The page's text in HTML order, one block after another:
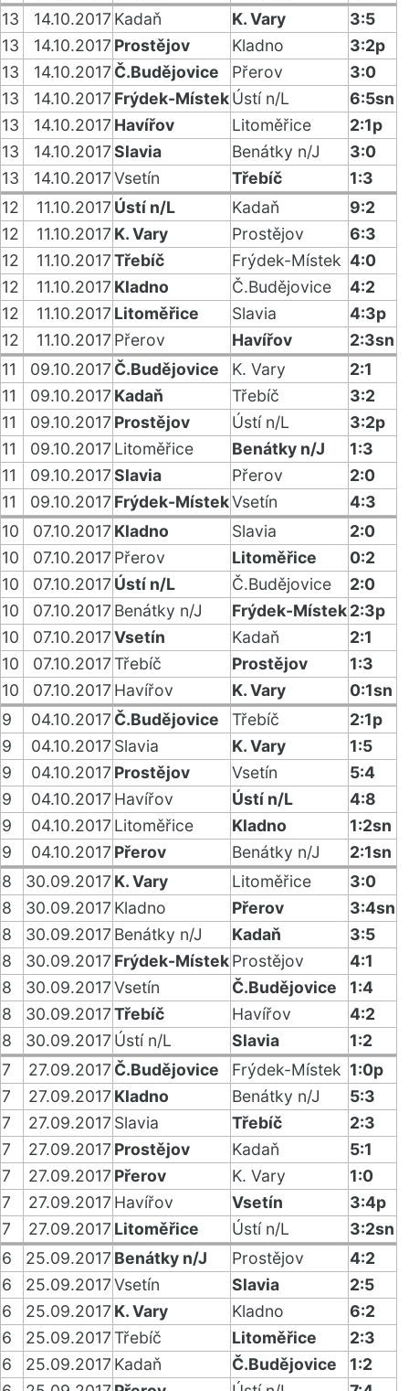
13
14.10.2017 Kadaň K. Vary
3:5
13
14.10.2017 Prostějov Kladno
3:2p
13
14.10.2017 Č.Budějovice Přerov
3:0
13
14.10.2017 Frýdek-MístekÚstí n/L
6:5sn
13
14.10.2017 Havířov Litoměřice
2:1p
13
14.10.2017Slavia Benátky n/J
3:0
13
14.10.2017Vsetín Třebíč
1:3
12
11.10.2017 Ústí n/L Kadaň
9:2
12
11.10.2017 K. Vary Prostějov
6:3
12
11.10.2017Třebíč Frýdek-Místek 4:0
12
11.10.2017 Kladno Č.Budějovice
4:2
12
11.10.2017 Litoměřice Slavia
4:3p
12
11.10.2017 Přerov Havířov
2:3sn
11
09.10.2017 Č.Budějovice K. Vary
2:1
11
09.10.2017 Kadaň Třebíč
3:2
11
09.10.2017 Prostějov Ústí n/L
3:2p
11
09.10.2017 Litoměřice Benátky n/J
1:3
11
09.10.2017Slavia Přerov
2:0
11
09.10.2017 Frýdek-MístekVsetín
4:3
10
07.10.2017 Kladno Slavia
2:0
10
07.10.2017 Přerov Litoměřice
0:2
10
07.10.2017 Ústí n/L Č.Budějovice
2:0
10
07.10.2017 Benátky n/J Frýdek-Místek2:3p
10
07.10.2017Vsetín Kadaň
2:1
10
07.10.2017Třebíč Prostějov
1:3
10
07.10.2017 Havířov K. Vary
0:1sn
9
04.10.2017 Č.Budějovice Třebíč
2:1p
9
04.10.2017 Slavia K. Vary
1:5
9
04.10.2017 Prostějov Vsetín
5:4
9
04.10.2017 Havířov Ústí n/L
4:8
9
04.10.2017 Litoměřice Kladno
1:2sn
9
04.10.2017 Přerov Benátky n/J
2:1sn
8
30.09.2017 K. Vary Litoměřice
3:0
8
30.09.2017 Kladno Přerov
3:4sn
8
30.09.2017 Benátky n/J Kadaň
3:5
8
30.09.2017 Frýdek-MístekProstějov
4:1
8
30.09.2017Vsetín Č.Budějovice
1:4
8
30.09.2017Třebíč Havířov
4:2
8
30.09.2017 Ústí n/L Slavia
1:2
7
27.09.2017 Č.Budějovice Frýdek-Místek 1:0p
7
27.09.2017 Kladno Benátky n/J
5:3
7
27.09.2017 Slavia Třebíč
2:3
7
27.09.2017 Prostějov Kadaň
5:1
7
27.09.2017 Přerov K. Vary
1:0
7
27.09.2017 Havířov Vsetín
3:4p
7
27.09.2017 Litoměřice Ústí n/L
3:2sn
6
25.09.2017 Benátky n/J Prostějov
4:2
6
25.09.2017Vsetín Slavia
2:5
6
25.09.2017 K. Vary Kladno
6:2
6
25.09.2017Třebíč Litoměřice
2:3
6
25.09.2017 Kadaň Č.Budějovice
1:2